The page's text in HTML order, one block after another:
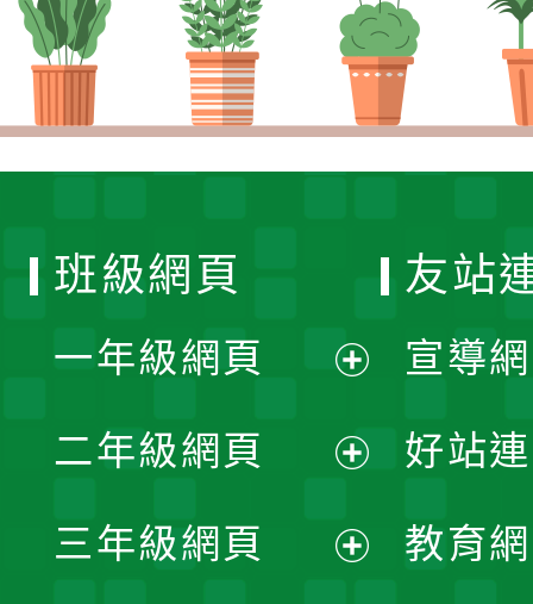
班級網頁
一年級網頁
開
選
二年級網頁
開
三年級網頁
友站
宣導
好站
教育